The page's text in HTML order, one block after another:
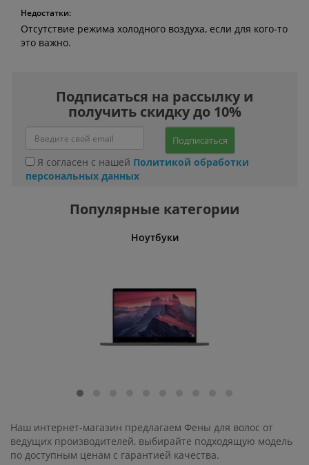
Недостатки:
Отсутствие режима холодного воздуха, если для кого-то
это важно.
Подписаться на рассылку и
получить скидку до 10%
Подписаться
Я согласен с нашей Политикой обработки
персональных данных
Популярные категории
Ноутбуки
Наш интернет-магазин предлагаем Фены для волос от
ведущих производителей, выбирайте подходящую модель
по доступным ценам с гарантией качества.